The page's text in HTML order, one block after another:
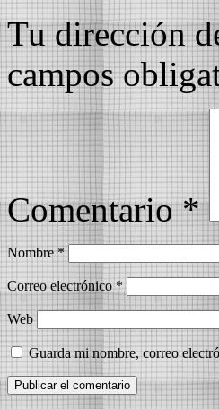
Tu dirección
campos
Comentario*
Nombre*
Correo electrónico *
Web
Guarda mi nombre, correo